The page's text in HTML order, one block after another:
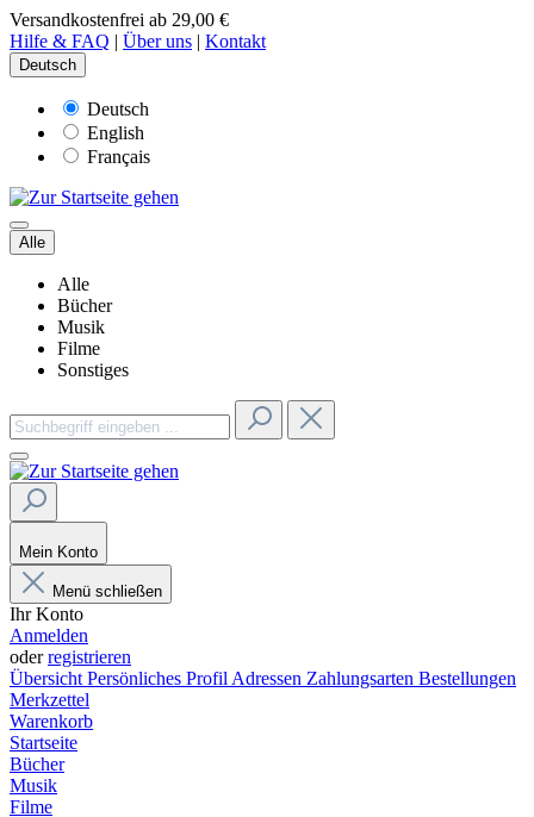
Versandkostenfrei ab 29,00 €
Hilfe & FAQ | Über uns | Kontakt
Deutsch
Deutsch
English
Français
Alle
Alle
Bücher
Musik
Filme
Sonstiges
Mein Konto
Menü schließen
Ihr Konto
Anmelden
oderregistrieren
Übersicht Persönliches Profil Adressen Zahlungsarten Bestellungen
Merkzettel
Warenkorb
Startseite
Bücher
Musik
Filme